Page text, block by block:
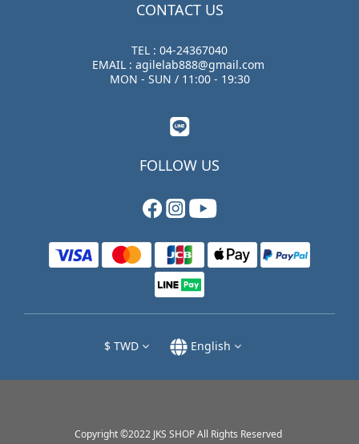
CONTACT US
TEL : 04-24367040
EMAIL : agilelab888@gmail.com
MON - SUN / 11:00 - 19:30
FOLLOW US
$ TWD English
Copyright ©2022 JKS SHOP All Rights Reserved